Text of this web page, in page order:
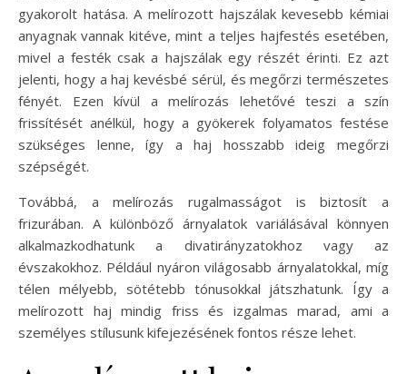
gyakorolt hatása. A melírozott hajszálak kevesebb kémiai
anyagnak vannak kitéve, mint a teljes hajfestés esetében,
mivel a festék csak a hajszálak egy részét érinti. Ez azt
jelenti, hogy a haj kevésbé sérül, és megőrzi természetes
fényét. Ezen kívül a melírozás lehetővé teszi a szín
frissítését anélkül, hogy a gyökerek folyamatos festése
szükséges lenne, így a haj hosszabb ideig megőrzi
szépségét.
Továbbá, a melírozás rugalmasságot is biztosít a
frizurában. A különböző árnyalatok variálásával könnyen
alkalmazkodhatunk a divatirányzatokhoz vagy az
évszakokhoz. Például nyáron világosabb árnyalatokkal, míg
télen mélyebb, sötétebb tónusokkal játszhatunk. Így a
melírozott haj mindig friss és izgalmas marad, ami a
személyes stílusunk kifejezésének fontos része lehet.